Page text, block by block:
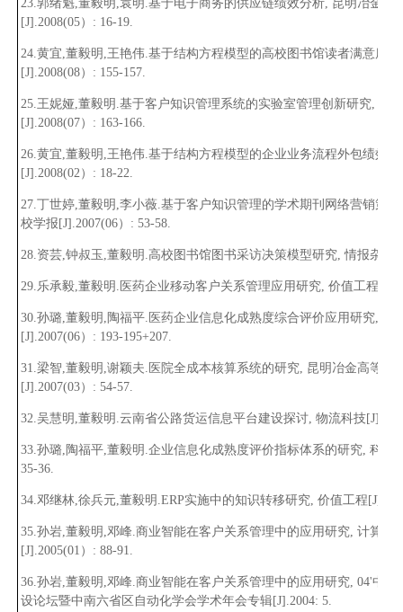
23.郭绪魁,董毅明 ,袁明.基于电子商务的供应链绩效分析, 昆明冶金高
[J].2008(05）: 16-19.
24.黄宜,董毅明 ,王艳伟.基于结构方程模型的高校图书馆读者满意度
[J].2008(08）: 155-157.
25.王妮娅,董毅明.基于客户知识管理系统的实验室管理创新研究, 实
[J].2008(07）: 163-166.
26.黄宜,董毅明 ,王艳伟.基于结构方程模型的企业业务流程外包绩效
[J].2008(02）: 18-22.
27.丁世婷,董毅明 ,李小薇.基于客户知识管理的学术期刊网络营销策
校学报[J].2007(06）: 53-58.
28.资芸,钟叔玉 ,董毅明.高校图书馆图书采访决策模型研究, 情报杂志
29.乐承毅,董毅明.医药企业移动客户关系管理应用研究, 价值工程
30.孙璐,董毅明 , 陶福平.医药企业信息化成熟度综合评价应用研究, 科
[J].2007(06）: 193-195+207.
31.梁智,董毅明 ,谢颖夫.医院全成本核算系统的研究, 昆明冶金高等专
[J].2007(03）: 54-57.
32.吴慧明 ,董毅明.云南省公路货运信息平台建设探讨, 物流科技
33.孙璐, 陶福平,董毅明.企业信息化成熟度评价指标体系的研究, 科学
35-36.
34.邓继林,徐兵元,董毅明.ERP实施中的知识转移研究, 价值工程
35.孙岩,董毅明,邓峰.商业智能在客户关系管理中的应用研究, 计算技
[J].2005(01）: 88-91.
36.孙岩,董毅明 ,邓峰.商业智能在客户关系管理中的应用研究, 04'中国
设论坛暨中南六省区自动化学会学术年会专辑[J].2004: 5.